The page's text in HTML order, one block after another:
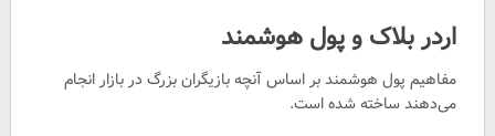
اردر بلاک و پول هوشمند
مفاهیم پول هوشمند بر اساس آنچه بازیگران بزرگ در بازار انجام
می‌دهند ساخته شده است.